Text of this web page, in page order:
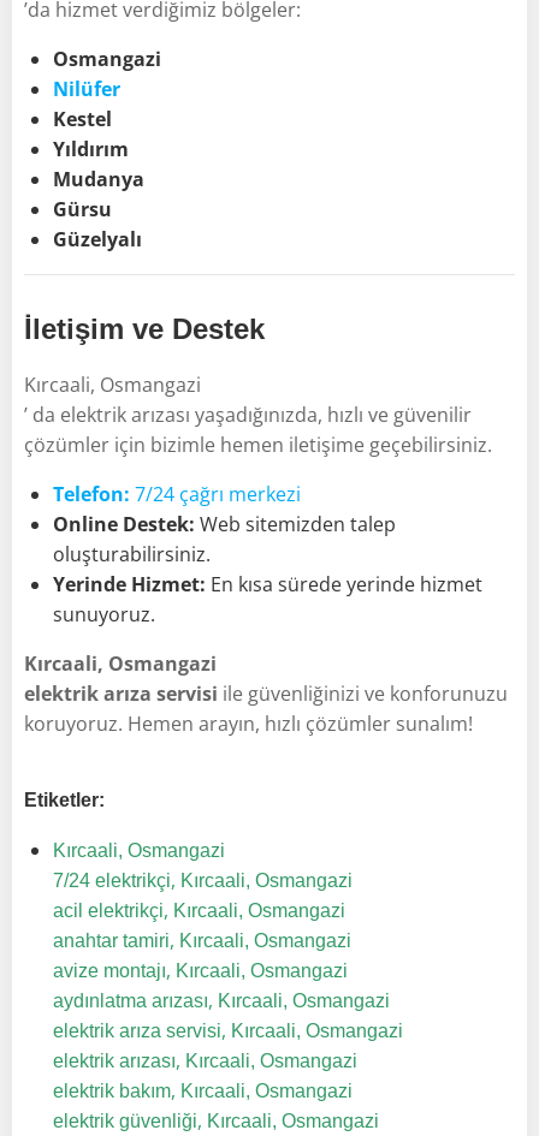
’da hizmet verdiğimiz bölgeler:
Osmangazi
Nilüfer
Kestel
Yıldırım
Mudanya
Gürsu
Güzelyalı
İletişim ve Destek
Kırcaali, Osmangazi
’ da elektrik arızası yaşadığınızda, hızlı ve güvenilir
çözümler için bizimle hemen iletişime geçebilirsiniz.
Telefon: 7/24 çağrı merkezi
Online Destek: Web sitemizden talep
oluşturabilirsiniz.
Yerinde Hizmet: En kısa sürede yerinde hizmet
sunuyoruz.
Kırcaali, Osmangazi
elektrik arıza servisi ile güvenliğinizi ve konforunuzu
koruyoruz. Hemen arayın, hızlı çözümler sunalım!
Etiketler:
Kırcaali, Osmangazi
7/24 elektrikçi, Kırcaali, Osmangazi
acil elektrikçi, Kırcaali, Osmangazi
anahtar tamiri, Kırcaali, Osmangazi
avize montajı, Kırcaali, Osmangazi
aydınlatma arızası, Kırcaali, Osmangazi
elektrik arıza servisi, Kırcaali, Osmangazi
elektrik arızası, Kırcaali, Osmangazi
elektrik bakım, Kırcaali, Osmangazi
elektrik güvenliği, Kırcaali, Osmangazi